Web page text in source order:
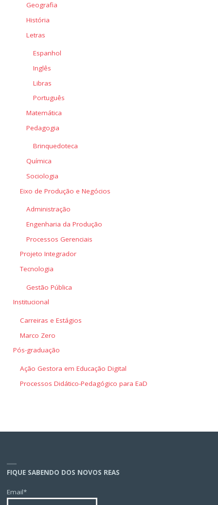
Geografia
História
Letras
Espanhol
Inglês
Libras
Português
Matemática
Pedagogia
Brinquedoteca
Química
Sociologia
Eixo de Produção e Negócios
Administração
Engenharia da Produção
Processos Gerenciais
Projeto Integrador
Tecnologia
Gestão Pública
Institucional
Carreiras e Estágios
Marco Zero
Pós-graduação
Ação Gestora em Educação Digital
Processos Didático-Pedagógico para EaD
FIQUE SABENDO DOS NOVOS REAS
Email*